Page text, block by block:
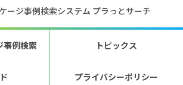
ージ事例検索システム プラっとサーチ
事例検索 トピックス
プライバシーポリシー